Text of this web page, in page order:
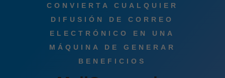
CONVIERTA CUALQUIER
DIFUSIÓN DE CORREO
ELECTRÓNICO EN UNA
MÁQUINA DE GENERAR
BENEFICIOS